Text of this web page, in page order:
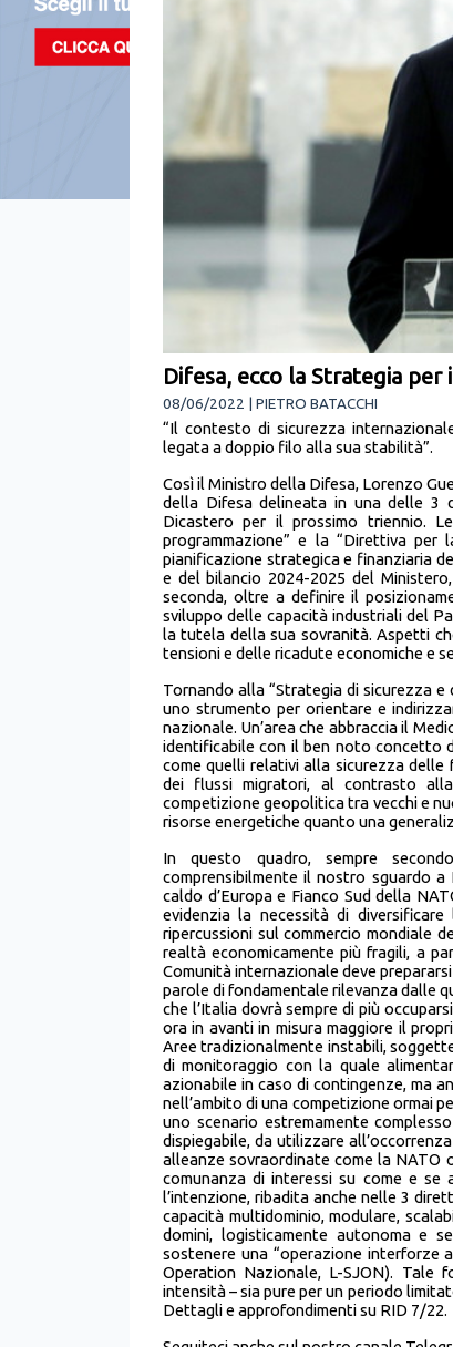
Difesa, ecco la Strategia
08/06/2022 | PIETRO BATACCHI
“Il contesto di sicurezza
legata a doppio filo alla sua stabilità”.
Così il Ministro della Difesa, Lorenzo
della Difesa delineata in una delle 3
Dicastero per il prossimo triennio.
programmazione” e la “Direttiva
pianificazione strategica e finanziaria
e del bilancio 2024-2025 del
seconda, oltre a definire il
sviluppo delle capacità industriali del
la tutela della sua sovranità. Aspetti
tensioni e delle ricadute economiche e
Tornando alla “Strategia di sicurezza
uno strumento per orientare e
nazionale. Un’area che abbraccia il
identificabile con il ben noto concetto
come quelli relativi alla sicurezza
dei flussi migratori, al contrasto
competizione geopolitica tra vecchi e
risorse energetiche quanto una
In questo quadro, sempre
comprensibilmente il nostro sguardo
caldo d’Europa e Fianco Sud della
evidenzia la necessità di
ripercussioni sul commercio mondiale
realtà economicamente più fragili, a
Comunità internazionale deve
parole di fondamentale rilevanza dalle
che l’Italia dovrà sempre di più
ora in avanti in misura maggiore il
Aree tradizionalmente instabili,
di monitoraggio con la quale
azionabile in caso di contingenze, ma
nell’ambito di una competizione ormai
uno scenario estremamente
dispiegabile, da utilizzare
alleanze sovraordinate come la NATO
comunanza di interessi su come e
l’intenzione, ribadita anche nelle 3
capacità multidominio, modulare,
domini, logisticamente autonoma e
sostenere una “operazione interforze
Operation Nazionale, L-SJON). Tale
intensità – sia pure per un periodo
Dettagli e approfondimenti su RID 7/22.